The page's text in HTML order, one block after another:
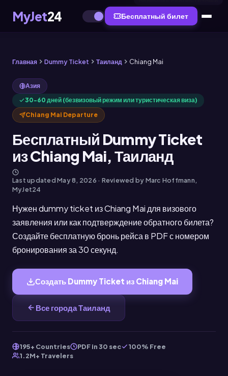
MyJet24 Бесплатный билет
Главная Dummy Ticket Таиланд Chiang Mai
Азия
30-60 дней (безвизовый режим или туристическая виза)
Chiang Mai Departure
Бесплатный Dummy Ticket
из Chiang Mai, Таиланд
Last updatedMay 8, 2026 · Reviewed by Marc Hoffmann,
MyJet24
Нужен dummy ticket из Chiang Mai для визового
заявления или как подтверждение обратного билета?
Создайте бесплатную бронь рейса в PDF с номером
бронирования за 30 секунд.
Создать Dummy Ticket из Chiang Mai
Все города Таиланд
195+ Countries PDF in 30 sec
100% Free
1.2M+ Travelers